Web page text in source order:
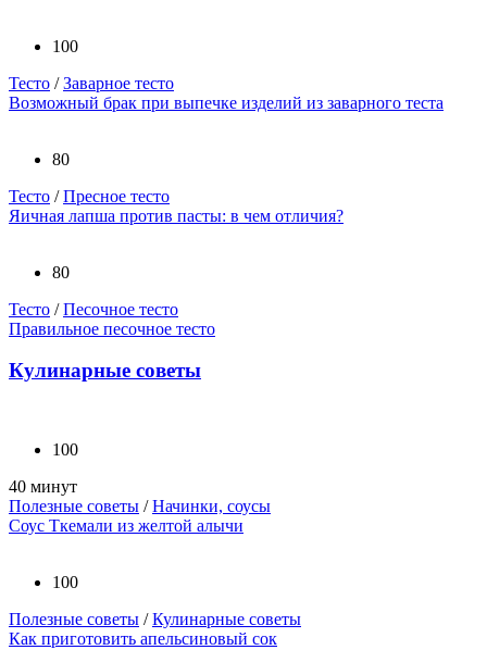
100
Тесто /Заварное тесто
Возможный брак при выпечке изделий из заварного теста
80
Тесто /Пресное тесто
Яичная лапша против пасты: в чем отличия?
80
Тесто /Песочное тесто
Правильное песочное тесто
Кулинарные советы
100
40 минут
Полезные советы /Начинки, соусы
Соус Ткемали из желтой алычи
100
Полезные советы /Кулинарные советы
Как приготовить апельсиновый сок